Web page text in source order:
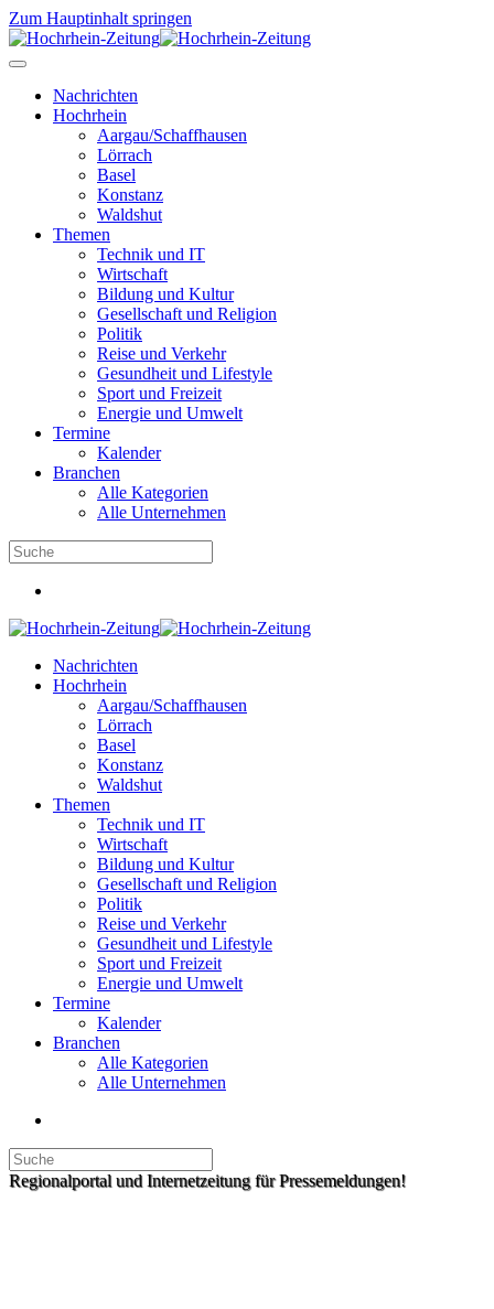
Zum Hauptinhalt springen
Nachrichten
Hochrhein
Aargau/Schaffhausen
Lörrach
Basel
Konstanz
Waldshut
Themen
Technik und IT
Wirtschaft
Bildung und Kultur
Gesellschaft und Religion
Politik
Reise und Verkehr
Gesundheit und Lifestyle
Sport und Freizeit
Energie und Umwelt
Termine
Kalender
Branchen
Alle Kategorien
Alle Unternehmen
Nachrichten
Hochrhein
Aargau/Schaffhausen
Lörrach
Basel
Konstanz
Waldshut
Themen
Technik und IT
Wirtschaft
Bildung und Kultur
Gesellschaft und Religion
Politik
Reise und Verkehr
Gesundheit und Lifestyle
Sport und Freizeit
Energie und Umwelt
Termine
Kalender
Branchen
Alle Kategorien
Alle Unternehmen
Regionalportal und Internetzeitung für Pressemeldungen!